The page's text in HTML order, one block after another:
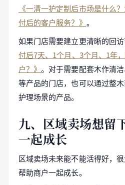
《一清一护定制后市场是什么
付后的客户服务？》 。
如果门店需要建立更清晰的回
付后7天、1个月、3个月、1年
户？》。对于需要配套木作清
等产品的门店，也可以通过整
护理场景的产品。
九、区域卖场想留
一起成长
区域卖场未来能不能活得好，
帮助商户一起成长。